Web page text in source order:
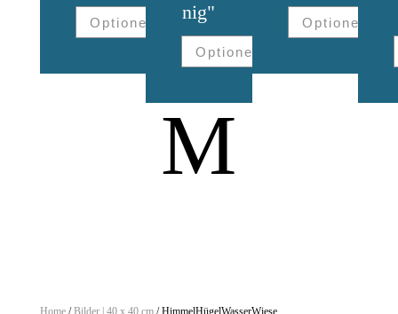
Optionen
nig"
Optionen
Optionen
M
Home/Bilder | 40 x 40 cm/ HimmelHügelWasserWiese